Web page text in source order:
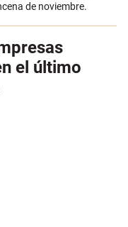
de noviembre.
el último